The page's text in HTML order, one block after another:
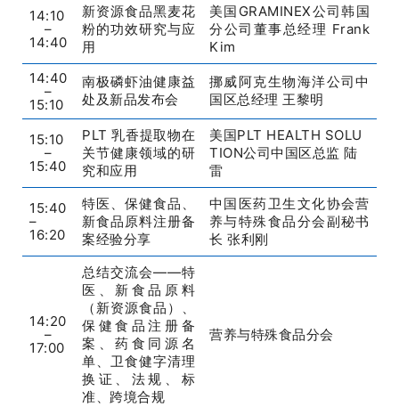
14:10
–
14:40
新资源食品黑麦花
粉的功效研究与应
用
美国GRAMINEX公司韩国
分公司董事总经理 Frank
Kim
14:40
–
15:10
南极磷虾油健康益
处及新品发布会
挪威阿克生物海洋公司中
国区总经理 王黎明
15:10
–
15:40
PLT 乳香提取物在
关节健康领域的研
究和应用
美国PLT HEALTH SOLU
TION公司中国区总监 陆
雷
15:40
–
16:20
特医、保健食品、
新食品原料注册备
案经验分享
中国医药卫生文化协会营
养与特殊食品分会副秘书
长 张利刚
14:20
–
17:00
总结交流会——特
医、新食品原料
（新资源食品）、
保健食品注册备
案、药食同源名
单、卫食健字清理
换证、法规、标
准、跨境合规
营养与特殊食品分会